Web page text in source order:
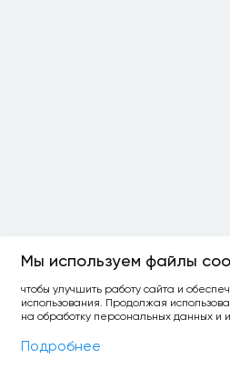
Фильтры
Мы используем файлы
чтобы улучшить работу сайта и
использования. Продолжая
на обработку персональных данных и
Подробнее
ОСТАЛОСЬ:
уточнить фильтр сравнить